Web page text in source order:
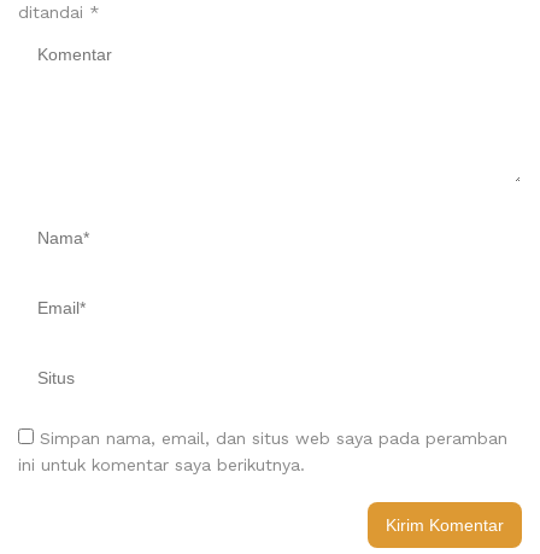
ditandai *
Simpan nama, email, dan situs web saya pada peramban
ini untuk komentar saya berikutnya.